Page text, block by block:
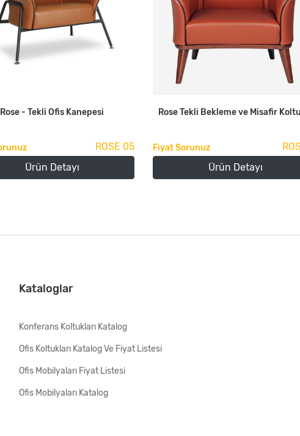
Rose - Tekli Ofis Kanepesi
ROSE 05
Ürün Detayı
Rose Tekli Bekleme ve Misafir
Fiyat Sorunuz
Ürün Detayı
Kataloglar
Konferans Koltukları Katalog
Ofis Koltukları Katalog Ve Fiyat Listesi
Ofis Mobilyaları Fiyat Listesi
Ofis Mobilyaları Katalog